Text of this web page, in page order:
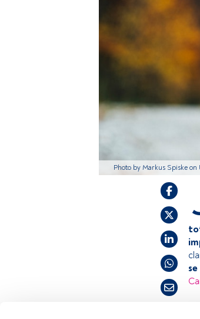
Photo by Markus Spiske on